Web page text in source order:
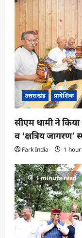
g
a
i
o
n
उत्तराखंड प्रादेशिक
सीएम धामी ने किया
व ‘क्षत्रिय जागरण’
Fark India 1
1 minute read